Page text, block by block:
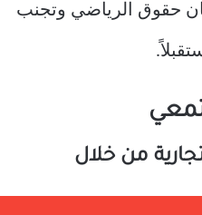
حقوق الرياضي وتجنب
من خلال